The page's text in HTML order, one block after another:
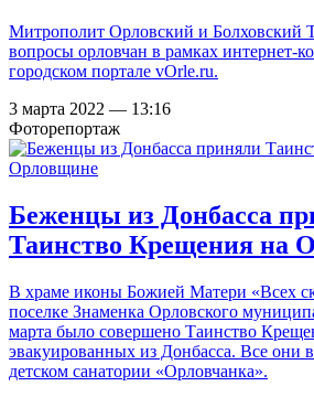
Митрополит Орловский и Болховский
вопросы орловчан в рамках интернет-
городском портале vOrle.ru.
3 марта 2022 — 13:16
Фоторепортаж
Беженцы из Донбасса
Таинство Крещения на
В храме иконы Божией Матери «Всех
поселке Знаменка Орловского
марта было совершено Таинство
эвакуированных из Донбасса. Все они
детском санатории «Орловчанка».